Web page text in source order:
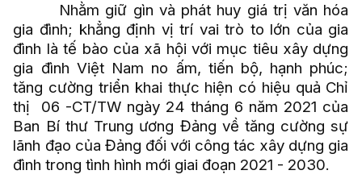
Nhằm giữ gìn và phát huy giá trị văn hóa
gia đình; khẳng định vị trí vai trò to lớn của gia
đình là tế bào của xã hội với mục tiêu xây dựng
gia đình Việt Nam no ấm, tiến bộ, hạnh phúc;
tăng cường triển khai thực hiện có hiệu quả Chỉ
thị 06 -CT/TW ngày 24 tháng 6 năm 2021 của
Ban Bí thư Trung ương Đảng về tăng cường sự
lãnh đạo của Đảng đối với công tác xây dựng gia
đình trong tình hình mới giai đoạn 2021 - 2030.